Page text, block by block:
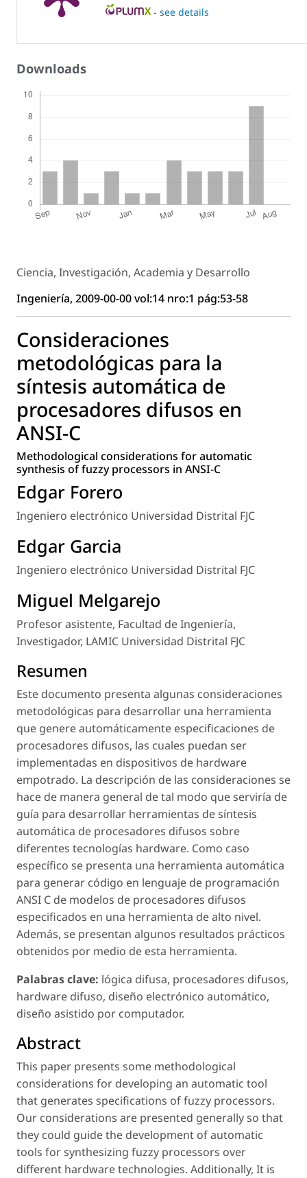
- see details
Downloads
Ciencia, Investigación, Academia y Desarrollo
Ingeniería, 2009-00-00 vol:14 nro:1 pág:53-58
Consideraciones
metodológicas para la
síntesis automática de
procesadores difusos en
ANSI-C
Methodological considerations for automatic
synthesis of fuzzy processors in ANSI-C
Edgar Forero
Ingeniero electrónico Universidad Distrital FJC
Edgar Garcia
Ingeniero electrónico Universidad Distrital FJC
Miguel Melgarejo
Profesor asistente, Facultad de Ingeniería,
Investigador, LAMIC Universidad Distrital FJC
Resumen
Este documento presenta algunas consideraciones
metodológicas para desarrollar una herramienta
que genere automáticamente especificaciones de
procesadores difusos, las cuales puedan ser
implementadas en dispositivos de hardware
empotrado. La descripción de las consideraciones se
hace de manera general de tal modo que serviría de
guía para desarrollar herramientas de síntesis
automática de procesadores difusos sobre
diferentes tecnologías hardware. Como caso
específico se presenta una herramienta automática
para generar código en lenguaje de programación
ANSI C de modelos de procesadores difusos
especificados en una herramienta de alto nivel.
Además, se presentan algunos resultados prácticos
obtenidos por medio de esta herramienta.
Palabras clave: lógica difusa, procesadores difusos,
hardware difuso, diseño electrónico automático,
diseño asistido por computador.
Abstract
This paper presents some methodological
considerations for developing an automatic tool
that generates specifications of fuzzy processors.
Our considerations are presented generally so that
they could guide the development of automatic
tools for synthesizing fuzzy processors over
different hardware technologies. Additionally, It is